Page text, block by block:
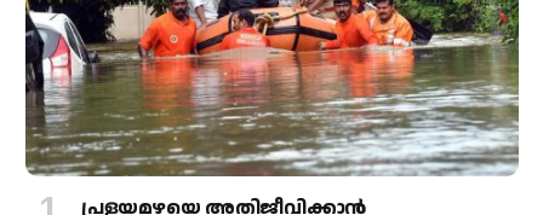
പ്രളയമഴയെ അതിജീവിക്കാന്‍